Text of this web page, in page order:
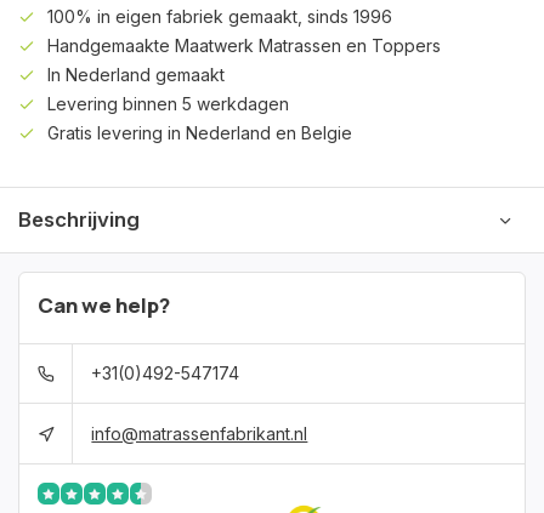
100% in eigen fabriek gemaakt, sinds 1996
Handgemaakte Maatwerk Matrassen en Toppers
In Nederland gemaakt
Levering binnen 5 werkdagen
Gratis levering in Nederland en Belgie
Beschrijving
Can we help?
+31(0)492-547174
info@matrassenfabrikant.nl